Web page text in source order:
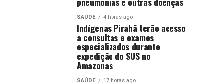
SAÚDE 4 horas ago
Indígenas Pirahã terão acesso
a consultas e exames
especializados durante
expedição do SUS no
Amazonas
SAÚDE 17 horas ago